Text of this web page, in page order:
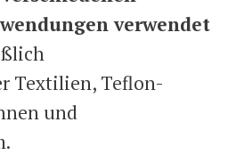
verwendet
Textilien, Teflon-
und